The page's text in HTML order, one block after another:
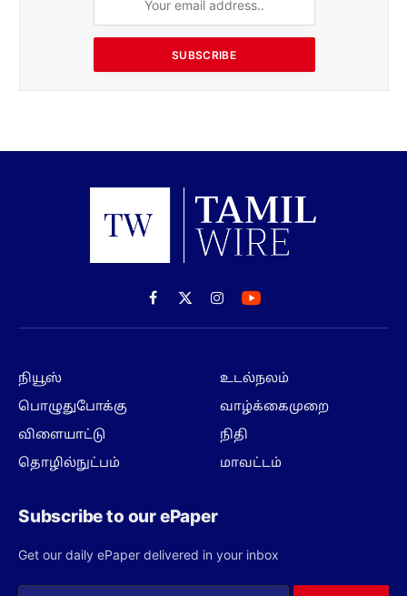
SUBSCRIBE
Facebook
X
(Twitter)
Instagram
நியூஸ்
பொழுதுபோக்கு
விளையாட்டு
தொழில்நுட்பம்
உடல்நலம்
வாழ்க்கைமுறை
நிதி
மாவட்டம்
Subscribe to our ePaper
Get our daily ePaper delivered in your inbox